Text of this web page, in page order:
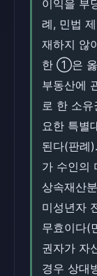
이익을 부
례, 민법
재하지 않
한 ①은 옳
부동산에
로 한 소유
요한 특별
된다(판례
가 수인의
상속재산
미성년자
무효이다(
권자가 자
경우 상대